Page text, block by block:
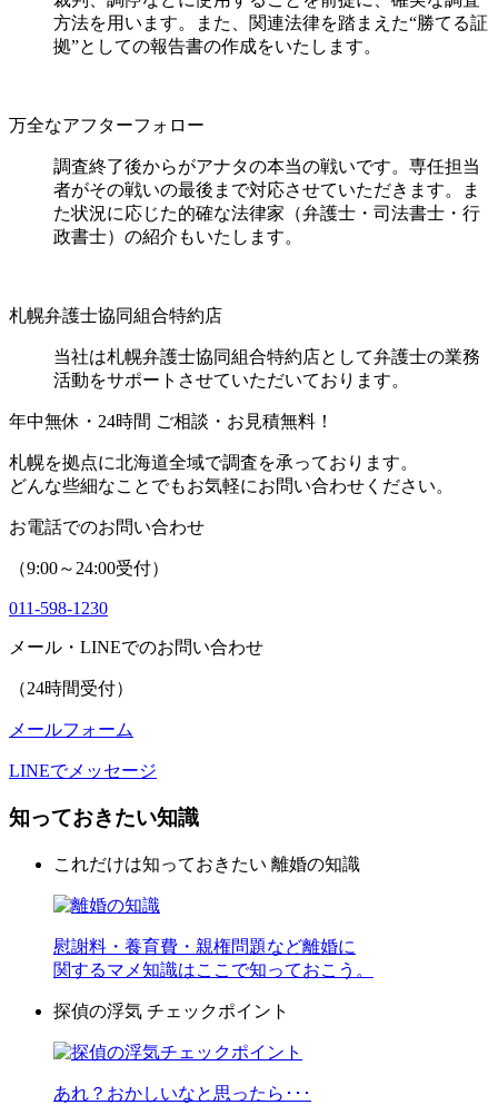
方法を用います。また、関連法律を踏まえた“勝てる証
拠”としての報告書の作成をいたします。
万全なアフターフォロー
調査終了後からがアナタの本当の戦いです。専任担当
者がその戦いの最後まで対応させていただきます。ま
た状況に応じた的確な法律家（弁護士・司法書士・行
政書士）の紹介もいたします。
札幌弁護士協同組合特約店
当社は札幌弁護士協同組合特約店として弁護士の業務
活動をサポートさせていただいております。
年中無休・24時間 ご相談・お見積無料！
札幌を拠点に北海道全域で調査を承っております。
どんな些細なことでもお気軽にお問い合わせください。
お電話でのお問い合わせ
（9:00～24:00受付）
011-598-1230
メール・LINEでのお問い合わせ
（24時間受付）
メールフォーム
LINEでメッセージ
知っておきたい知識
これだけは知っておきたい 離婚の知識
慰謝料・養育費・親権問題など離婚に
関するマメ知識はここで知っておこう。
探偵の浮気 チェックポイント
あれ？おかしいなと思ったら･･･